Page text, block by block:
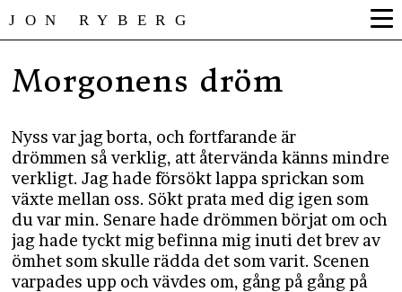
JON RYBERG
Morgonens dröm
Nyss var jag borta, och fortfarande är
drömmen så verklig, att återvända känns mindre
verkligt. Jag hade försökt lappa sprickan som
växte mellan oss. Sökt prata med dig igen som
du var min. Senare hade drömmen börjat om och
jag hade tyckt mig befinna mig inuti det brev av
ömhet som skulle rädda det som varit. Scenen
varpades upp och vävdes om, gång på gång på